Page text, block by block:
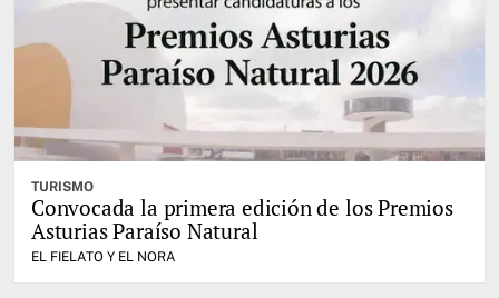
TURISMO
Convocada la primera edición de los Premios
Asturias Paraíso Natural
EL FIELATO Y EL NORA